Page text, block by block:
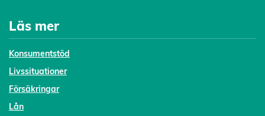
Läs mer
Konsumentstöd
Livssituationer
Försäkringar
Lån